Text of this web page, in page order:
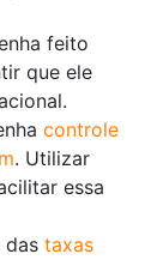
feito
que ele
controle
. Utilizar
essa
das taxas